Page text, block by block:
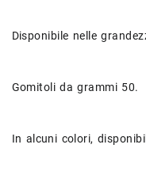
Disponibile nelle
Gomitoli da grammi 50.
In alcuni colori,